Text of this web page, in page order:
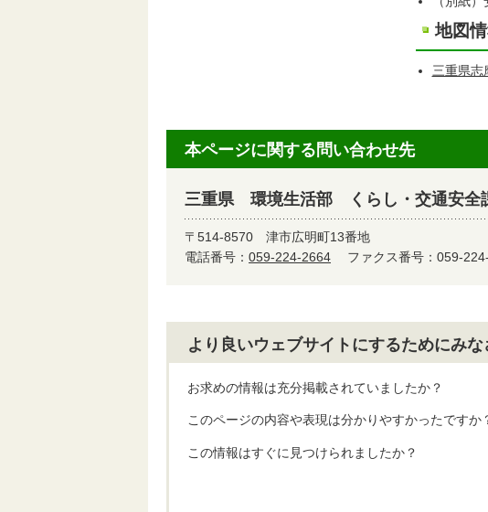
地図
三重県志
本ページに関する問い合わせ先
三重県 環境生活部 くらし・交通安全
〒514-8570 津市広明町13番地
電話番号： 059-224-2664 ファクス番号：059-
より良いウェブサイトにするためにみ
お求めの情報は充分掲載されていましたか？
このページの内容や表現は分かりやすかったですか
この情報はすぐに見つけられましたか？